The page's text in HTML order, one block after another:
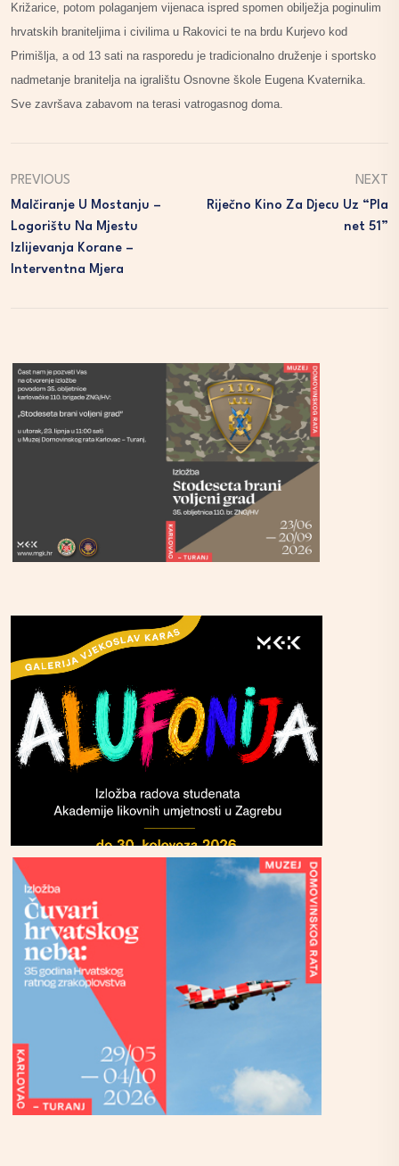
Križarice, potom polaganjem vijenaca ispred spomen obilježja poginulim
hrvatskih braniteljima i civilima u Rakovici te na brdu Kurjevo kod
Primišlja, a od 13 sati na rasporedu je tradicionalno druženje i sportsko
nadmetanje branitelja na igralištu Osnovne škole Eugena Kvaternika.
Sve završava zabavom na terasi vatrogasnog doma.
PREVIOUS
Malčiranje U Mostanju –
Logorištu Na Mjestu
Izlijevanja Korane –
Interventna Mjera
NEXT
Riječno Kino Za Djecu Uz “Pla
Net 51”